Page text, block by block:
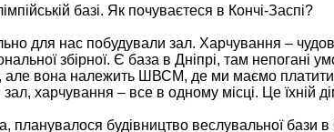
базі. Як почуваєтеся в Кончі-Заспі?
для нас побудували зал. Харчування –
збірної. Є база в Дніпрі, там непогані
але вона належить ШВСМ, де ми маємо платити
харчування – все в одному місці. Це їхній
планувалося будівництво веслувальної бази